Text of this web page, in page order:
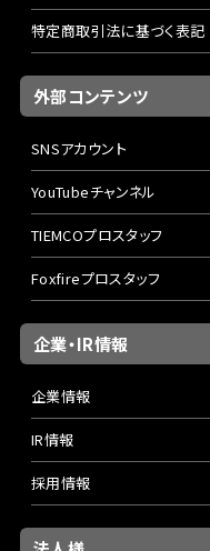
特定商取引法に基づく表記
外部コンテンツ
SNSアカウント
YouTubeチャンネル
TIEMCOプロスタッフ
Foxfireプロスタッフ
企業・IR情報
企業情報
IR情報
採用情報